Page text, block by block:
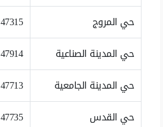
حي المروج
47315
حي المدينة الصناعية
47914
حي المدينة الجامعية
47713
حي القدس
47735